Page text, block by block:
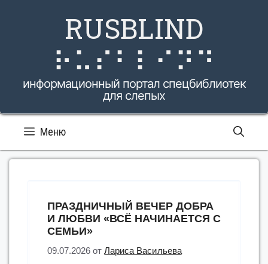
RUSBLIND
⠗⠥⠎⠃⠇⠊⠝⠙
информационный портал спецбиблиотек
для слепых
Меню
ПРАЗДНИЧНЫЙ ВЕЧЕР ДОБРА
И ЛЮБВИ «ВСЁ НАЧИНАЕТСЯ С
СЕМЬИ»
09.07.2026 отЛариса Васильева